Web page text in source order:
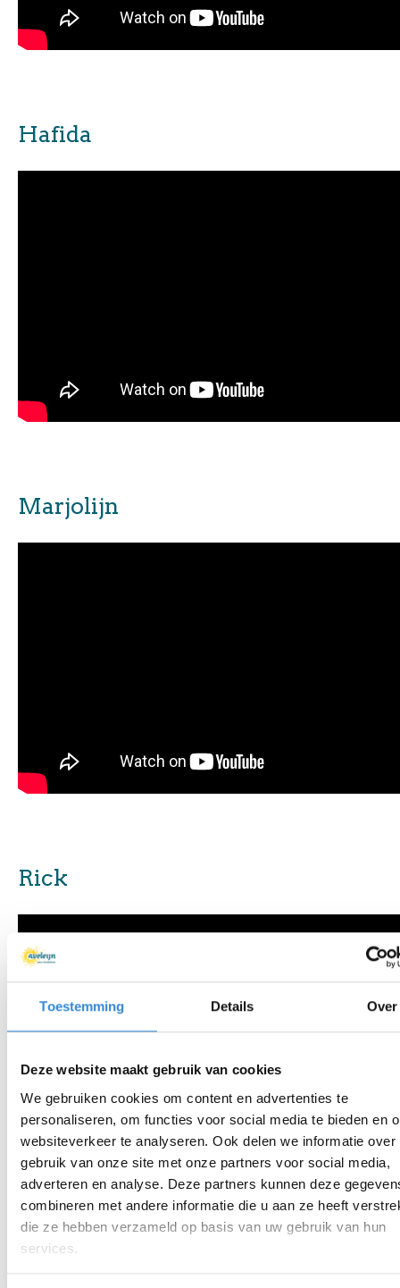
Toestemming Details Over
Deze website maakt gebruik van cookies
We gebruiken cookies om content en advertenties te
personaliseren, om functies voor social media te bieden en
websiteverkeer te analyseren. Ook delen we informatie over
gebruik van onze site met onze partners voor social media,
adverteren en analyse. Deze partners kunnen deze
combineren met andere informatie die u aan ze heeft
die ze hebben verzameld op basis van uw gebruik van hun
services.
Hafida
Marjolijn
Rick
Coaches